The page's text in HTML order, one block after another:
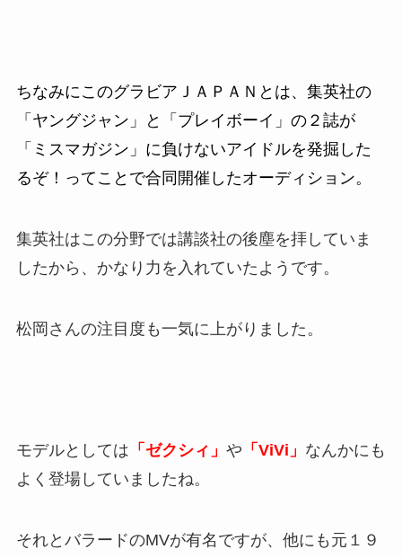
ちなみにこのグラビアＪＡＰＡＮとは、集英社の
「ヤングジャン」と「プレイボーイ」の２誌が
「ミスマガジン」に負けないアイドルを発掘した
るぞ！ってことで合同開催したオーディション。
集英社はこの分野では講談社の後塵を拝していま
したから、かなり力を入れていたようです。
松岡さんの注目度も一気に上がりました。
モデルとしては 「ゼクシィ」 や 「ViVi」 なんかにも
よく登場していましたね。
それとバラードのMVが有名ですが、他にも元１９